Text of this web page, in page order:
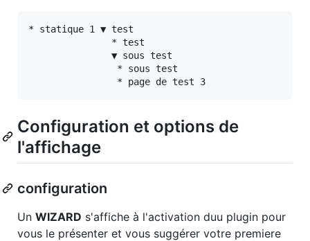
* statique 1 ▼ test
               * test
               ▼ sous test
                * sous test
                * page de test 3
Configuration et options de
l'affichage
configuration
Un WIZARD s'affiche à l'activation duu plugin pour
vous le présenter et vous suggérer votre premiere